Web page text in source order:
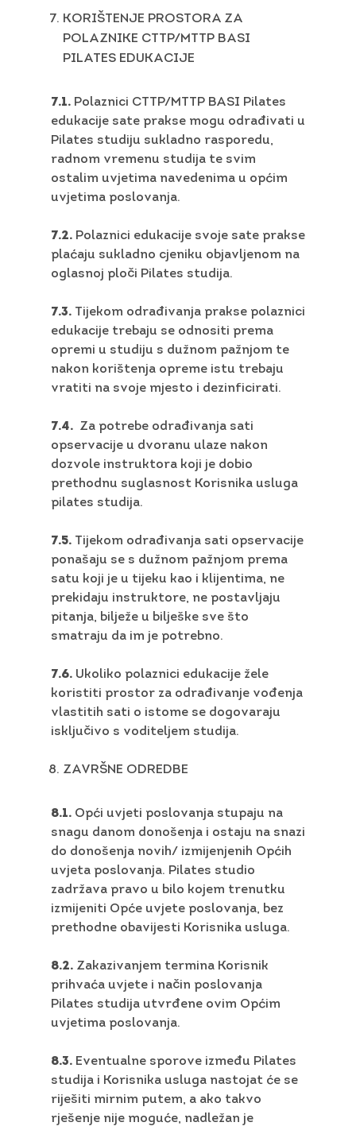
KORIŠTENJE PROSTORA ZA
POLAZNIKE CTTP/MTTP BASI
PILATES EDUKACIJE
7.1. Polaznici CTTP/MTTP BASI Pilates
edukacije sate prakse mogu odrađivati u
Pilates studiju sukladno rasporedu,
radnom vremenu studija te svim
ostalim uvjetima navedenima u općim
uvjetima poslovanja.
7.2. Polaznici edukacije svoje sate prakse
plaćaju sukladno cjeniku objavljenom na
oglasnoj ploči Pilates studija.
7.3. Tijekom odrađivanja prakse polaznici
edukacije trebaju se odnositi prema
opremi u studiju s dužnom pažnjom te
nakon korištenja opreme istu trebaju
vratiti na svoje mjesto i dezinficirati.
7.4. Za potrebe odrađivanja sati
opservacije u dvoranu ulaze nakon
dozvole instruktora koji je dobio
prethodnu suglasnost Korisnika usluga
pilates studija.
7.5. Tijekom odrađivanja sati opservacije
ponašaju se s dužnom pažnjom prema
satu koji je u tijeku kao i klijentima, ne
prekidaju instruktore, ne postavljaju
pitanja, bilježe u bilješke sve što
smatraju da im je potrebno.
7.6. Ukoliko polaznici edukacije žele
koristiti prostor za odrađivanje vođenja
vlastitih sati o istome se dogovaraju
isključivo s voditeljem studija.
ZAVRŠNE ODREDBE
8.1. Opći uvjeti poslovanja stupaju na
snagu danom donošenja i ostaju na snazi
do donošenja novih/ izmijenjenih Općih
uvjeta poslovanja. Pilates studio
zadržava pravo u bilo kojem trenutku
izmijeniti Opće uvjete poslovanja, bez
prethodne obavijesti Korisnika usluga.
8.2. Zakazivanjem termina Korisnik
prihvaća uvjete i način poslovanja
Pilates studija utvrđene ovim Općim
uvjetima poslovanja.
8.3. Eventualne sporove između Pilates
studija i Korisnika usluga nastojat će se
riješiti mirnim putem, a ako takvo
rješenje nije moguće, nadležan je